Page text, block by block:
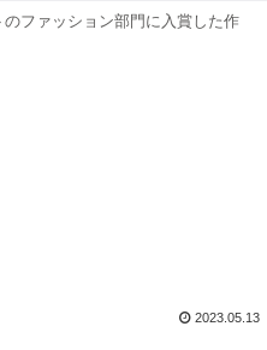
ファッション部門に入賞した作
2023.05.13